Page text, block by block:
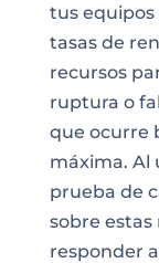
tus
tasas de
recursos
ruptura o
que ocurre
máxima. Al
prueba de
sobre
responder